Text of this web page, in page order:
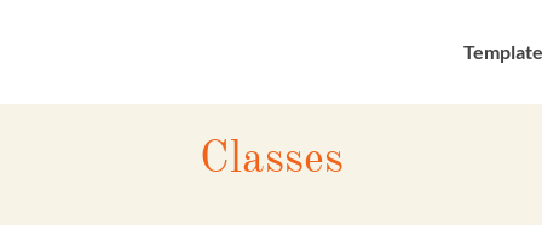
A
from the body,
time of death, will
Classes